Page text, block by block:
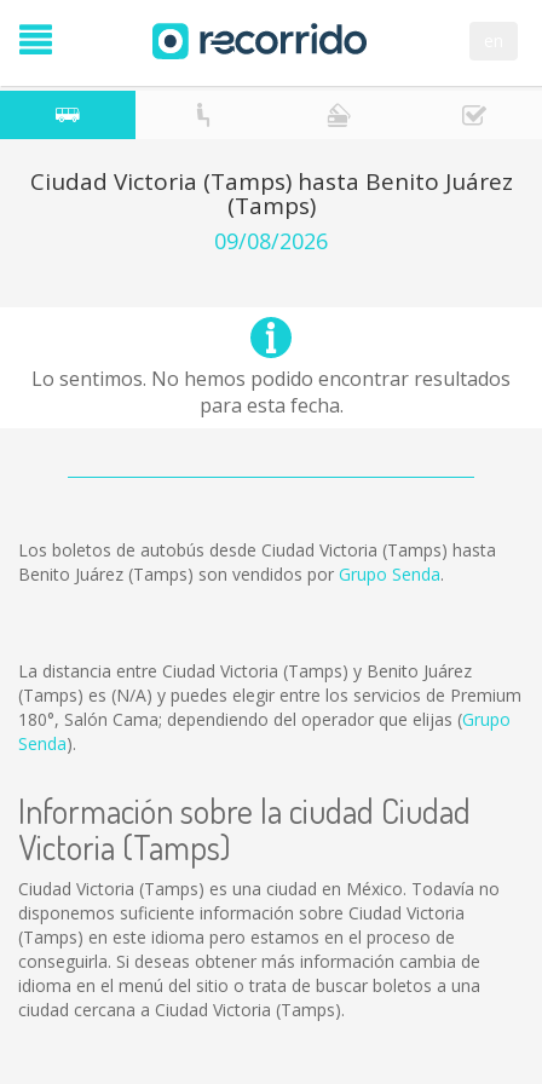
Ciudad Victoria (Tamps) hasta Benito Juárez
(Tamps)
09/08/2026
Lo sentimos. No hemos podido encontrar resultados
para esta fecha.
Los boletos de autobús desde Ciudad Victoria (Tamps) hasta
Benito Juárez (Tamps) son vendidos por Grupo Senda.
La distancia entre Ciudad Victoria (Tamps) y Benito Juárez
(Tamps) es (N/A) y puedes elegir entre los servicios de Premium
180°, Salón Cama; dependiendo del operador que elijas (Grupo
Senda).
Información sobre la ciudad Ciudad
Victoria (Tamps)
Ciudad Victoria (Tamps) es una ciudad en México. Todavía no
disponemos suficiente información sobre Ciudad Victoria
(Tamps) en este idioma pero estamos en el proceso de
conseguirla. Si deseas obtener más información cambia de
idioma en el menú del sitio o trata de buscar boletos a una
ciudad cercana a Ciudad Victoria (Tamps).